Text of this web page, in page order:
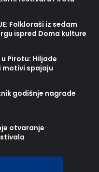
Folkloraši iz sedam
ispred Doma kulture
Pirotu: Hiljade
motivi spajaju
godišnje nagrade
otvaranje